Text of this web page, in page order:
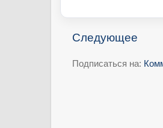
Следующее
Подписаться на: